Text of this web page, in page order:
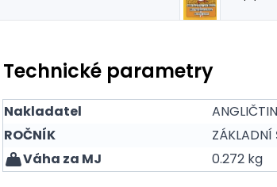
Technické parametry
Nakladatel
ROČNÍK
ZÁKLADNÍ
Váha za MJ
0.272 kg